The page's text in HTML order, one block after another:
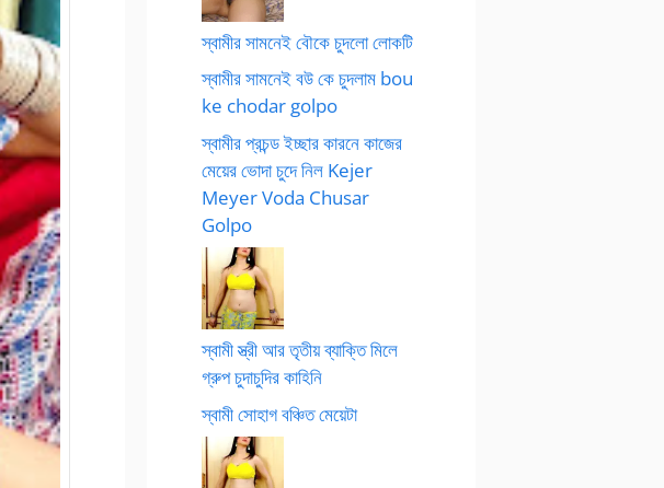
স্বামীর সামনেই বৌকে চুদলো লোকটি
স্বামীর সামনেই বউ কে চুদলাম bou
ke chodar golpo
স্বামীর প্রচন্ড ইচ্ছার কারনে কাজের
মেয়ের ভোদা চুদে নিল Kejer
Meyer Voda Chusar
Golpo
স্বামী স্ত্রী আর তৃতীয় ব্যাক্তি মিলে
গ্রুপ চুদাচুদির কাহিনি
স্বামী সোহাগ বঞ্চিত মেয়েটা